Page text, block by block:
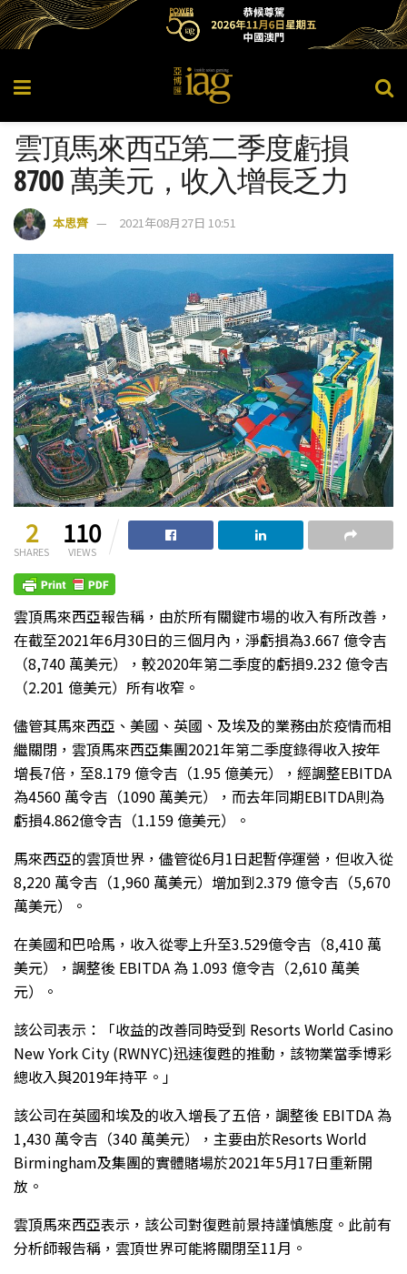
雲頂馬來西亞第二季度虧損
8700 萬美元，收入增長乏力
本思齊 2021年08月27日 10:51
2
SHARES
110
VIEWS
雲頂馬來西亞報告稱，由於所有關鍵市場的收入有所改善，
在截至2021年6月30日的三個月內，淨虧損為3.667 億令吉
（8,740 萬美元），較2020年第二季度的虧損9.232 億令吉
（2.201 億美元）所有收窄。
儘管其馬來西亞、美國、英國、及埃及的業務由於疫情而相
繼關閉，雲頂馬來西亞集團2021年第二季度錄得收入按年
增長7倍，至8.179 億令吉（1.95 億美元），經調整EBITDA
為4560 萬令吉（1090 萬美元），而去年同期EBITDA則為
虧損4.862億令吉（1.159 億美元）。
馬來西亞的雲頂世界，儘管從6月1日起暫停運營，但收入從
8,220 萬令吉（1,960 萬美元）增加到2.379 億令吉（5,670
萬美元）。
在美國和巴哈馬，收入從零上升至3.529億令吉（8,410 萬
美元），調整後 EBITDA 為 1.093 億令吉（2,610 萬美
元）。
該公司表示：「收益的改善同時受到 Resorts World Casino
New York City (RWNYC)迅速復甦的推動，該物業當季博彩
總收入與2019年持平。」
該公司在英國和埃及的收入增長了五倍，調整後 EBITDA 為
1,430 萬令吉（340 萬美元），主要由於Resorts World
Birmingham及集團的實體賭場於2021年5月17日重新開
放。
雲頂馬來西亞表示，該公司對復甦前景持謹慎態度。此前有
分析師報告稱，雲頂世界可能將關閉至11月。